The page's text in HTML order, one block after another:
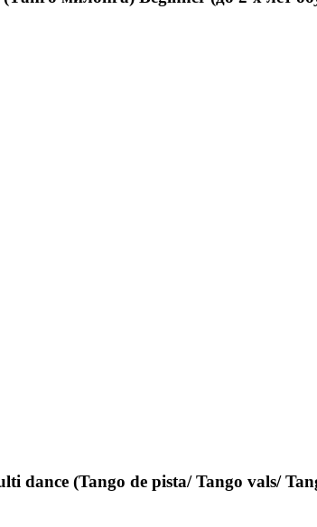
(Tango de pista/ Tango vals/